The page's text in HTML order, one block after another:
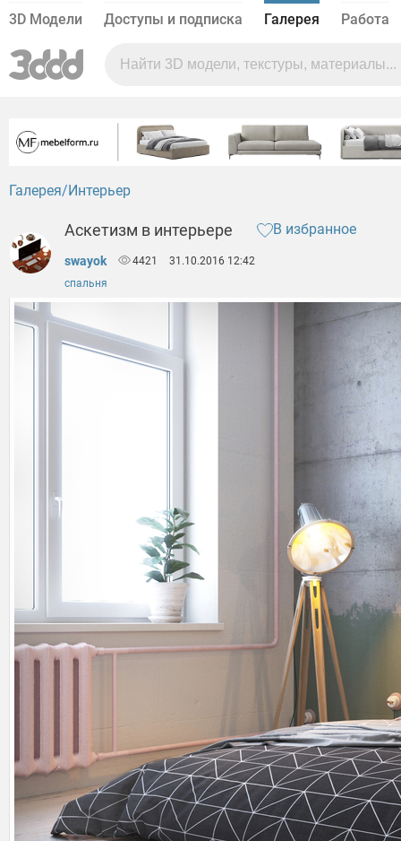
3D Модели Доступы и подписка Галерея Работа
Галерея Интерьер
Аскетизм в интерьере В избранное
swayok 4421
31.10.2016 12:42
спальня